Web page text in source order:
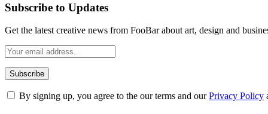
Subscribe to Updates
Get the latest creative news from FooBar about art, design and
By signing up, you agree to the our terms and ourPrivacy Policy